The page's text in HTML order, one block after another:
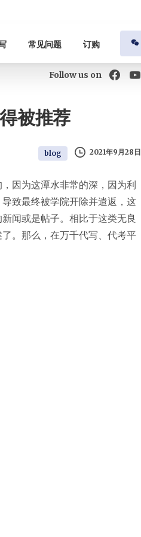
常见问题 订购
Follow us on
被推荐
blog 2021年9月28日
因为这潭水非常的深，因为利
致最终被学院开除并遣返，这
闻或是帖子。相比于这类无良
。那么，在万千代写、代考平